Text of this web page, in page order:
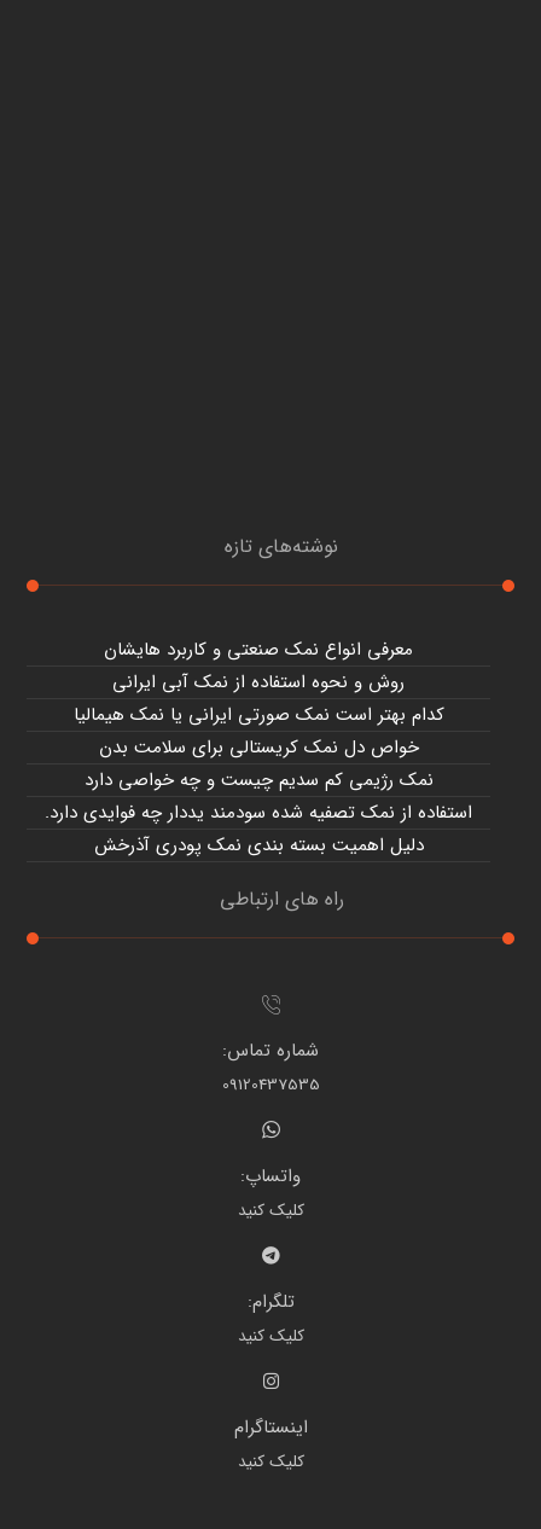
نوشته‌های تازه
معرفی انواع نمک صنعتی و کاربرد هایشان
روش و نحوه استفاده از نمک آبی ایرانی
کدام بهتر است نمک صورتی ایرانی یا نمک هیمالیا
خواص دل نمک کریستالی برای سلامت بدن
نمک رژیمی کم سدیم چیست و چه خواصی دارد
استفاده از نمک تصفیه شده سودمند یددار چه فوایدی دارد.
دلیل اهمیت بسته بندی نمک پودری آذرخش
راه های ارتباطی
شماره تماس:
09120437535
واتساپ:
کلیک کنید
تلگرام:
کلیک کنید
اینستاگرام
کلیک کنید